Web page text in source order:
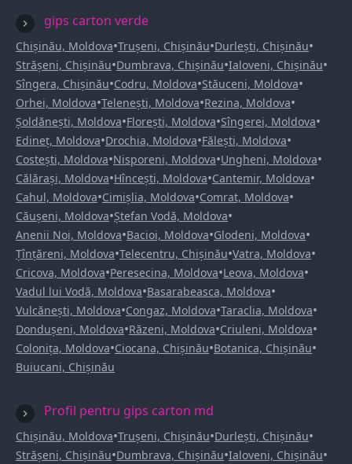
gips carton verde
Chișinău, Moldova•Trușeni, Chișinău•Durlești, Chișinău•
Strășeni, Chișinău•Dumbrava, Chișinău•Ialoveni, Chișinău•
Sîngera, Chișinău•Codru, Moldova•Stăuceni, Moldova•
Orhei, Moldova•Telenești, Moldova•Rezina, Moldova•
Șoldănești, Moldova•Florești, Moldova•Sîngerei, Moldova•
Edineț, Moldova•Drochia, Moldova•Fălești, Moldova•
Costești, Moldova•Nisporeni, Moldova•Ungheni, Moldova•
Călărași, Moldova•Hîncești, Moldova•Cantemir, Moldova•
Cahul, Moldova•Cimișlia, Moldova•Comrat, Moldova•
Căușeni, Moldova•Ștefan Vodă, Moldova•
Anenii Noi, Moldova•Bacioi, Moldova•Glodeni, Moldova•
Țînțăreni, Moldova•Telecentru, Chișinău•Vatra, Moldova•
Cricova, Moldova•Peresecina, Moldova•Leova, Moldova•
Vadul lui Vodă, Moldova•Basarabeasca, Moldova•
Vulcănești, Moldova•Congaz, Moldova•Taraclia, Moldova•
Dondușeni, Moldova•Răzeni, Moldova•Criuleni, Moldova•
Colonița, Moldova•Ciocana, Chișinău•Botanica, Chișinău•
Buiucani, Chișinău
Profil pentru gips carton md
Chișinău, Moldova•Trușeni, Chișinău•Durlești, Chișinău•
Strășeni, Chișinău•Dumbrava, Chișinău•Ialoveni, Chișinău•